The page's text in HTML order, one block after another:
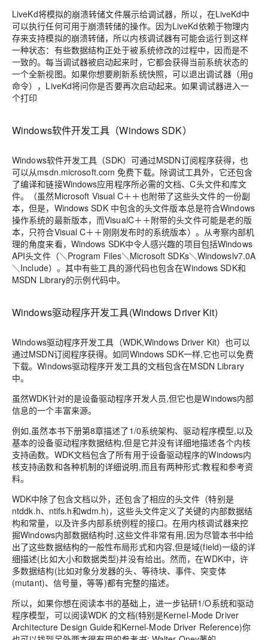
LiveKd将模拟的崩溃转储文件展示给调试器，所以，在LiveKd中
可以执行任何可用于崩溃转储的操作。因为LiveKd依赖于物理内
存来支持模拟的崩溃转储，所以内核调试器有可能会运行到这样
一种状态：有些数据结构正处于被系统修改的过程中，因而是不
一致的。每当调试器被启动起来时，它都会获得当前系统状态的
一个全新视图。如果你想要刷新系统快照，可以退出调试器（用g
命令），LiveKd将问你是否要再次启动起来。如果调试器进入一
个打印
Windows软件开发工具（Windows SDK）
Windows软件开发工具（SDK）可通过MSDN订阅程序获得，也
可以从msdn.microsoft.com 免费下载。除调试工具外，它还包含
了编译和链接Windows应用程序所必需的文档、C头文件和库文
件。（虽然Microsoft Visual C＋＋也附带了这些头文件的一份副
本，但是，Windows SDK 中包含的头文件版本总是符合Windows
操作系统的最新版本，而VisualC＋＋附带的头文件可能是老的版
本，只符合Visual C＋＋刚刚发布时的系统版本）。从考察内部机
理的角度来看，Windows SDK中令人感兴趣的项目包括Windows
API头文件（＼Program Files＼Microsoft SDKs＼Windowslv7.0A
＼Include）。其中有些工具的源代码也包含在Windows SDK和
MSDN Library的示例代码中。
Windows驱动程序开发工具(Windows Driver Kit)
Windows驱动程序开发工具（WDK,Windows Driver Kit）也可以
通过MSDN订阅程序获得。如同Windows SDK一样,它也可以免费
下载。Windows驱动程序开发工具的文档包含在MSDN Library
中。
虽然WDK针对的是设备驱动程序开发人员,但它也是Windows内部
信息的一个丰富来源。
例如,虽然本书下册第8章描述了1/0系统架构、驱动程序模型,以及
基本的设备驱动程序数据结构,但是它并没有详细地描述各个内核
支持函数。WDK文档包含了所有用于设备驱动程序的Windows内
核支持函数和各种机制的详细说明,而且有两种形式:教程和参考资
料。
WDK中除了包含文档以外，还包含了相应的头文件（特别是
ntddk.h、ntifs.h和wdm.h)，这些头文件定义了关键的内部数据结
构和常量，以及许多内部系统例程的接口。在用内核调试器来挖
掘Windows内部数据结构时,这些文件非常有用,因为尽管本书中给
出了这些数据结构的一般性布局形式和内容,但是域(field)一级的详
细描述(比如大小和数据类型)并没有给出。然而，在WDK中，许
多数据结构(比如对象分发器的头、等待块、事件、突变体
(mutant)、信号量，等等)都有完整的描述。
所以，如果你想在阅读本书的基础上，进一步钻研1/O系统和驱动
程序模型，可以阅读WDK 的文档(特别是Kernel-Mode Driver
Architecture Design Guide和Kernel-Mode Driver Reference)你